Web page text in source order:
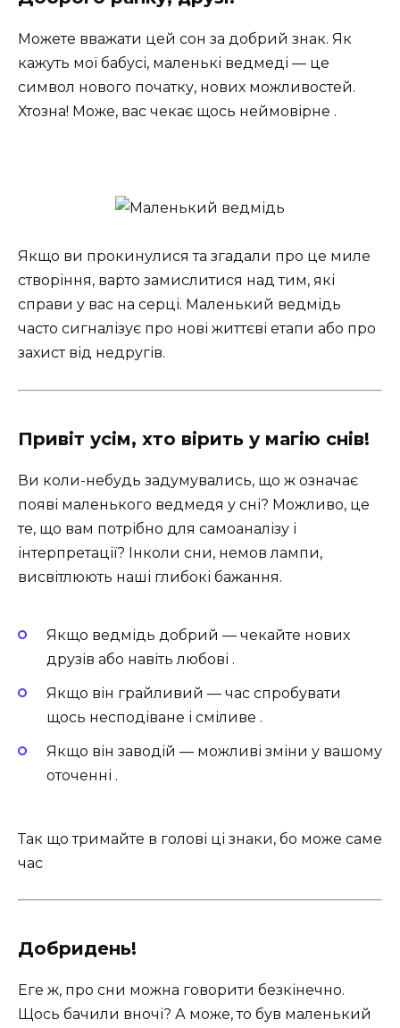
Можете вважати цей сон за добрий знак. Як
кажуть мої бабусі, маленькі ведмеді — це
символ нового початку, нових можливостей.
Хтозна! Може, вас чекає щось неймовірне .
Якщо ви прокинулися та згадали про це миле
створіння, варто замислитися над тим, які
справи у вас на серці. Маленький ведмідь
часто сигналізує про нові життєві етапи або про
захист від недругів.
Привіт усім, хто вірить у магію снів!
Ви коли-небудь задумувались, що ж означає
появі маленького ведмедя у сні? Можливо, це
те, що вам потрібно для самоаналізу і
інтерпретації? Інколи сни, немов лампи,
висвітлюють наші глибокі бажання.
Якщо ведмідь добрий — чекайте нових
друзів або навіть любові .
Якщо він грайливий — час спробувати
щось несподіване і сміливе .
Якщо він заводій — можливі зміни у вашому
оточенні .
Так що тримайте в голові ці знаки, бо може саме
час
Добридень!
Еге ж, про сни можна говорити безкінечно.
Щось бачили вночі? А може, то був маленький